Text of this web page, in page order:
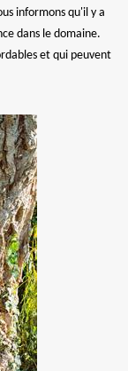
informons qu'il y a
dans le domaine.
et qui peuvent